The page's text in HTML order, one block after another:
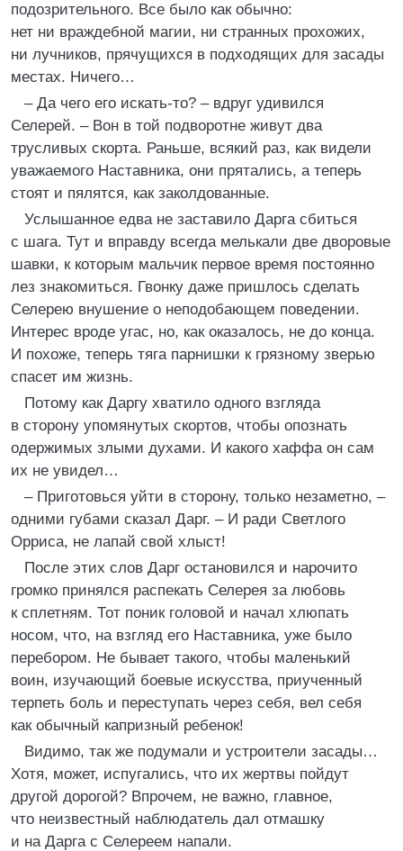
подозрительного. Все было как обычно:
нет ни враждебной магии, ни странных прохожих,
ни лучников, прячущихся в подходящих для засады
местах. Ничего…
– Да чего его искать-то? – вдруг удивился
Селерей. – Вон в той подворотне живут два
трусливых скорта. Раньше, всякий раз, как видели
уважаемого Наставника, они прятались, а теперь
стоят и пялятся, как заколдованные.
Услышанное едва не заставило Дарга сбиться
с шага. Тут и вправду всегда мелькали две дворовые
шавки, к которым мальчик первое время постоянно
лез знакомиться. Гвонку даже пришлось сделать
Селерею внушение о неподобающем поведении.
Интерес вроде угас, но, как оказалось, не до конца.
И похоже, теперь тяга парнишки к грязному зверью
спасет им жизнь.
Потому как Даргу хватило одного взгляда
в сторону упомянутых скортов, чтобы опознать
одержимых злыми духами. И какого хаффа он сам
их не увидел…
– Приготовься уйти в сторону, только незаметно, –
одними губами сказал Дарг. – И ради Светлого
Орриса, не лапай свой хлыст!
После этих слов Дарг остановился и нарочито
громко принялся распекать Селерея за любовь
к сплетням. Тот поник головой и начал хлюпать
носом, что, на взгляд его Наставника, уже было
перебором. Не бывает такого, чтобы маленький
воин, изучающий боевые искусства, приученный
терпеть боль и переступать через себя, вел себя
как обычный капризный ребенок!
Видимо, так же подумали и устроители засады…
Хотя, может, испугались, что их жертвы пойдут
другой дорогой? Впрочем, не важно, главное,
что неизвестный наблюдатель дал отмашку
и на Дарга с Селереем напали.